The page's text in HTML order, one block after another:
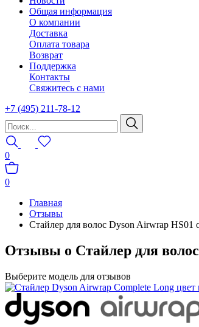
Общая информация
О компании
Доставка
Оплата товара
Возврат
Поддержка
Контакты
Свяжитесь с нами
+7 (495) 211-78-12
0
0
Главная
Отзывы
Стайлер для волос Dyson Airwrap HS01
Отзывы о Стайлер для
Выберите модель для отзывов